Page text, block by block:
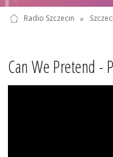
Radio Szczecin »
Can We Pretend -